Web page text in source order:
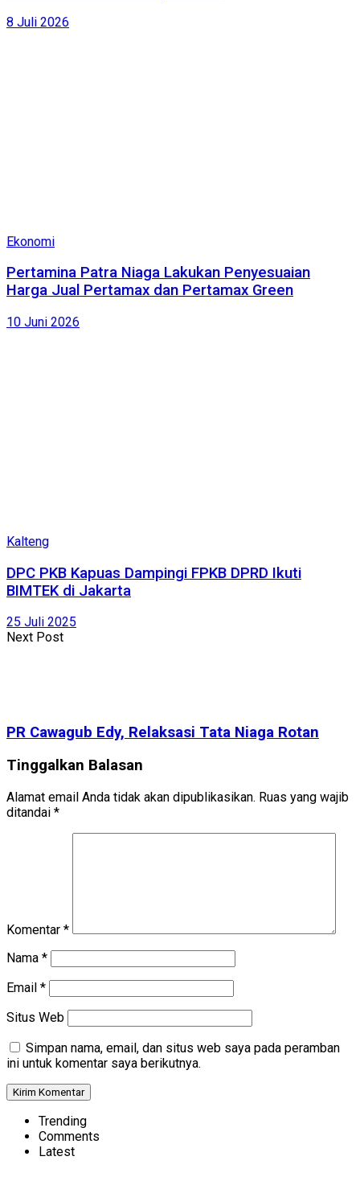
8 Juli 2026
Ekonomi
Pertamina Patra Niaga Lakukan Penyesuaian
Harga Jual Pertamax dan Pertamax Green
10 Juni 2026
Kalteng
DPC PKB Kapuas Dampingi FPKB DPRD Ikuti
BIMTEK di Jakarta
25 Juli 2025
Next Post
PR Cawagub Edy, Relaksasi Tata Niaga Rotan
Tinggalkan Balasan
Alamat email Anda tidak akan dipublikasikan. Ruas yang wajib
ditandai *
Komentar *
Nama *
Email *
Situs Web
Simpan nama, email, dan situs web saya pada peramban
ini untuk komentar saya berikutnya.
Trending
Comments
Latest